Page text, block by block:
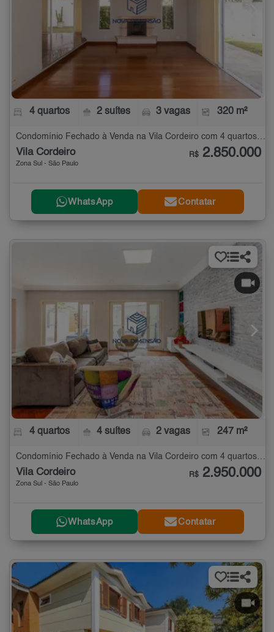
4 quartos 2 suítes 3 vagas 320 m²
Condomínio Fechado à Venda na Vila Cordeiro com 4 quartos - 320 m²
Vila Cordeiro
Zona Sul - São Paulo
R$ 2.850.000
WhatsApp Contatar
4 quartos 4 suítes 2 vagas 247 m²
Condomínio Fechado à Venda na Vila Cordeiro com 4 quartos - 247 m²
Vila Cordeiro
Zona Sul - São Paulo
R$ 2.950.000
WhatsApp Contatar